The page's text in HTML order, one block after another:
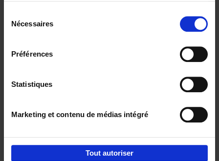
Nécessaires
Préférences
Statistiques
Marketing et contenu de médias intégré
Tout autoriser
Building Bonds = Building